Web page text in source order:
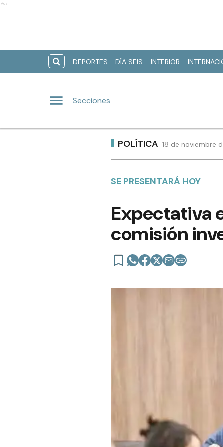
Ads
DEPORTES DÍA SEIS INTERIOR
Secciones
POLÍTICA 18 de noviembre
SE PRESENTARÁ HOY
Expectativa
comisión